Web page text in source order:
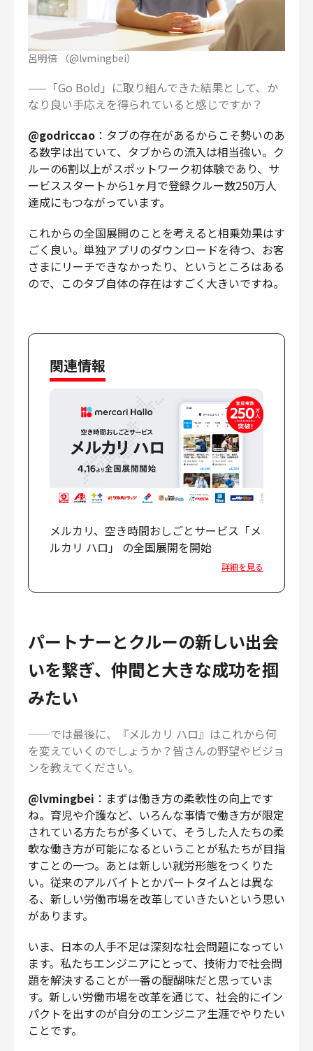
呂明倍 （@lvmingbei）
——「Go Bold」に取り組んできた結果として、か
なり良い手応えを得られていると感じですか？
@godriccao ：タブの存在があるからこそ勢いのあ
る数字は出ていて、タブからの流入は相当強い。ク
ルーの6割以上がスポットワーク初体験であり、サ
ービススタートから1ヶ月で登録クルー数250万人
達成にもつながっています。
これからの全国展開のことを考えると相乗効果はす
ごく良い。単独アプリのダウンロードを待つ、お客
さまにリーチできなかったり、というところはある
ので、このタブ自体の存在はすごく大きいですね。
関連情報
メルカリ、空き時間おしごとサービス「メ
ルカリ ハロ」 の全国展開を開始
詳細を見る
パートナーとクルーの新しい出会
いを繋ぎ、仲間と大きな成功を掴
みたい
——では最後に、『メルカリ ハロ』はこれから何
を変えていくのでしょうか？皆さんの野望やビジョ
ンを教えてください。
@lvmingbei ：まずは働き方の柔軟性の向上です
ね。育児や介護など、いろんな事情で働き方が限定
されている方たちが多くいて、そうした人たちの柔
軟な働き方が可能になるということが私たちが目指
すことの一つ。あとは新しい就労形態をつくりた
い。従来のアルバイトとかパートタイムとは異な
る、新しい労働市場を改革していきたいという思い
があります。
いま、日本の人手不足は深刻な社会問題になってい
ます。私たちエンジニアにとって、技術力で社会問
題を解決することが一番の醍醐味だと思っていま
す。新しい労働市場を改革を通じて、社会的にイン
パクトを出すのが自分のエンジニア生涯でやりたい
ことです。